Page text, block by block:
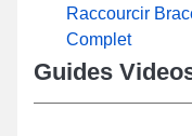
Raccourcir
Complet
Guides